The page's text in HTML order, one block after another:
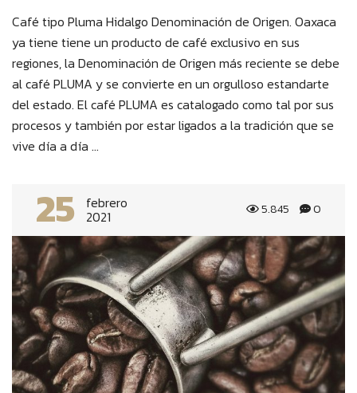
Café tipo Pluma Hidalgo Denominación de Origen. Oaxaca
ya tiene tiene un producto de café exclusivo en sus
regiones, la Denominación de Origen más reciente se debe
al café PLUMA y se convierte en un orgulloso estandarte
del estado. El café PLUMA es catalogado como tal por sus
procesos y también por estar ligados a la tradición que se
vive día a día ...
25 febrero
2021 5.845 0